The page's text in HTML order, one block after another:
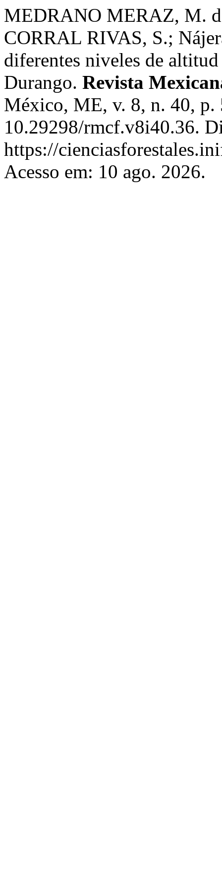
MEDRANO MERAZ, M.
CORRAL RIVAS, S.;
diferentes niveles de
Durango. Revista
México, ME, v. 8, n. 40,
10.29298/rmcf.v8i40.36.
https://
Acesso em: 10 ago. 2026.